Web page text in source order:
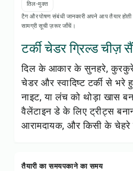
रेसिपी
सेव करें
शेयर करें
रिपोर्ट
तिल-मुक्त
टैग और पोषण संबंधी जानकारी अपने आप तैयार
सामग्री सूची ज़रूर जाँचें।
टर्की चेडर ग्रिल्ड चीज़
दिल के आकार के सुनहरे, कुरकुरे
चेडर और स्वादिष्ट टर्की से भरे
नाइट, या लंच को थोड़ा खास
वैलेंटाइन डे के लिए ट्रीट्स
आरामदायक, और किसी के चेहरे
तैयारी का समयपकाने का समय